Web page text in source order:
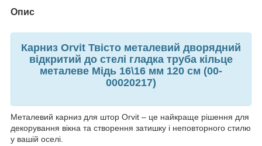
Опис
Карниз Orvit Твісто металевий дворядний
відкритий до стелі гладка труба кільце
металеве Мідь 16\16 мм 120 см (00-
00020217)
Металевий карниз для штор Orvit – це найкраще рішення для
декорування вікна та створення затишку і неповторного стилю
у вашій оселі.